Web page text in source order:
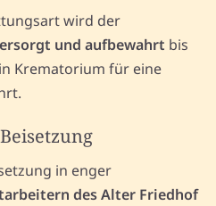
wird der
und aufbewahrt bis
Krematorium für eine
in enger
des Alter Friedhof